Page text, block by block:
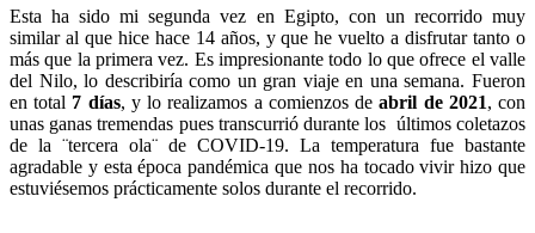
Esta ha sido mi segunda vez en Egipto, con un recorrido muy
similar al que hice hace 14 años, y que he vuelto a disfrutar tanto o
más que la primera vez. Es impresionante todo lo que ofrece el valle
del Nilo, lo describiría como un gran viaje en una semana. Fueron
en total 7 días, y lo realizamos a comienzos de abril de 2021, con
unas ganas tremendas pues transcurrió durante los últimos coletazos
de la ¨tercera ola¨ de COVID-19. La temperatura fue bastante
agradable y esta época pandémica que nos ha tocado vivir hizo que
estuviésemos prácticamente solos durante el recorrido.